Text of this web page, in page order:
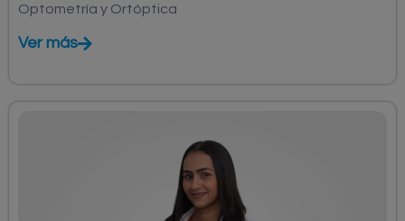
Optometría y Ortóptica
Ver más